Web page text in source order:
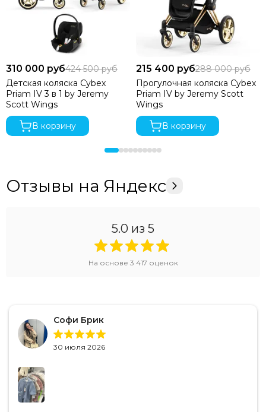
310 000 руб424 500 руб
Детская коляска Cybex
Priam IV 3 в 1 by Jeremy
Scott Wings
В корзину
215 400 руб288 000 руб
Прогулочная коляска Cybex
Priam IV by Jeremy Scott
Wings
В корзину
Отзывы на Яндекс
5.0 из 5
На основе 3 417 оценок
Софи Брик
30 июля 2026